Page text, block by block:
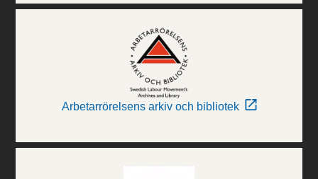
Arbetarrörelsens arkiv och bibliotek